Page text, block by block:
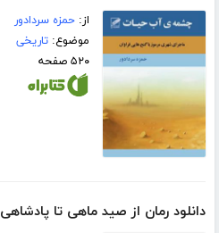
از:حمزه سردادور
موضوع:تاریخی
۵۲۰ صفحه
دانلود رمان از صید ماهى تا پادشاهى